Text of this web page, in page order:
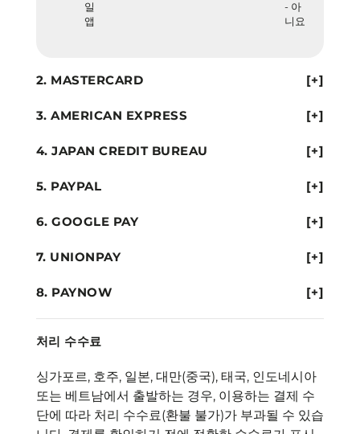
일
앱
- 아
니요
MASTERCARD [+]
AMERICAN EXPRESS [+]
JAPAN CREDIT BUREAU [+]
PAYPAL [+]
GOOGLE PAY [+]
UNIONPAY [+]
PAYNOW [+]
처리 수수료
싱가포르, 호주, 일본, 대만(중국), 태국, 인도네시아
또는 베트남에서 출발하는 경우, 이용하는 결제 수
단에 따라 처리 수수료(환불 불가)가 부과될 수 있습